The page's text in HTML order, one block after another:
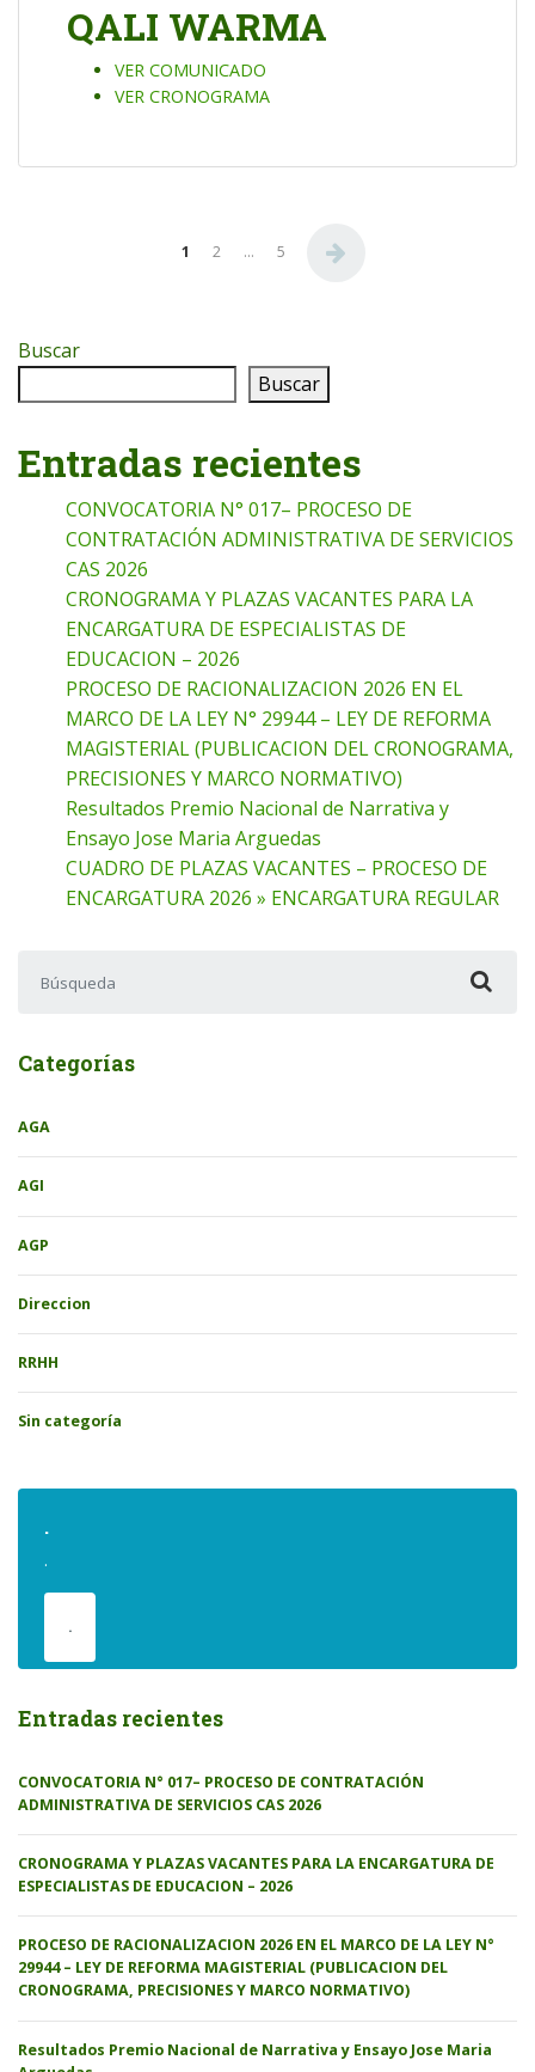
QALI WARMA
VER COMUNICADO
VER CRONOGRAMA
Paginación de entradas
1 2 … 5
Buscar
Buscar
Entradas recientes
CONVOCATORIA N° 017– PROCESO DE
CONTRATACIÓN ADMINISTRATIVA DE SERVICIOS
CAS 2026
CRONOGRAMA Y PLAZAS VACANTES PARA LA
ENCARGATURA DE ESPECIALISTAS DE
EDUCACION – 2026
PROCESO DE RACIONALIZACION 2026 EN EL
MARCO DE LA LEY N° 29944 – LEY DE REFORMA
MAGISTERIAL (PUBLICACION DEL CRONOGRAMA,
PRECISIONES Y MARCO NORMATIVO)
Resultados Premio Nacional de Narrativa y
Ensayo Jose Maria Arguedas
CUADRO DE PLAZAS VACANTES – PROCESO DE
ENCARGATURA 2026 » ENCARGATURA REGULAR
Categorías
AGA
AGI
AGP
Direccion
RRHH
Sin categoría
.
.
.
Entradas recientes
CONVOCATORIA N° 017– PROCESO DE CONTRATACIÓN
ADMINISTRATIVA DE SERVICIOS CAS 2026
CRONOGRAMA Y PLAZAS VACANTES PARA LA ENCARGATURA DE
ESPECIALISTAS DE EDUCACION – 2026
PROCESO DE RACIONALIZACION 2026 EN EL MARCO DE LA LEY N°
29944 – LEY DE REFORMA MAGISTERIAL (PUBLICACION DEL
CRONOGRAMA, PRECISIONES Y MARCO NORMATIVO)
Resultados Premio Nacional de Narrativa y Ensayo Jose Maria